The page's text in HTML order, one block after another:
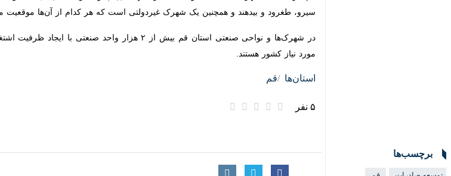
سیرو، طغرود و بیدهند و همچنین یک شهرک غیردولتی است که هر کدام از آن‌ها موقعیت
نیاز کشور هستند.
استان‌ها قم
توسعه صادرات